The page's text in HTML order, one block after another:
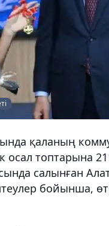
қаланың
осал топтарына
салынған
бойынша,